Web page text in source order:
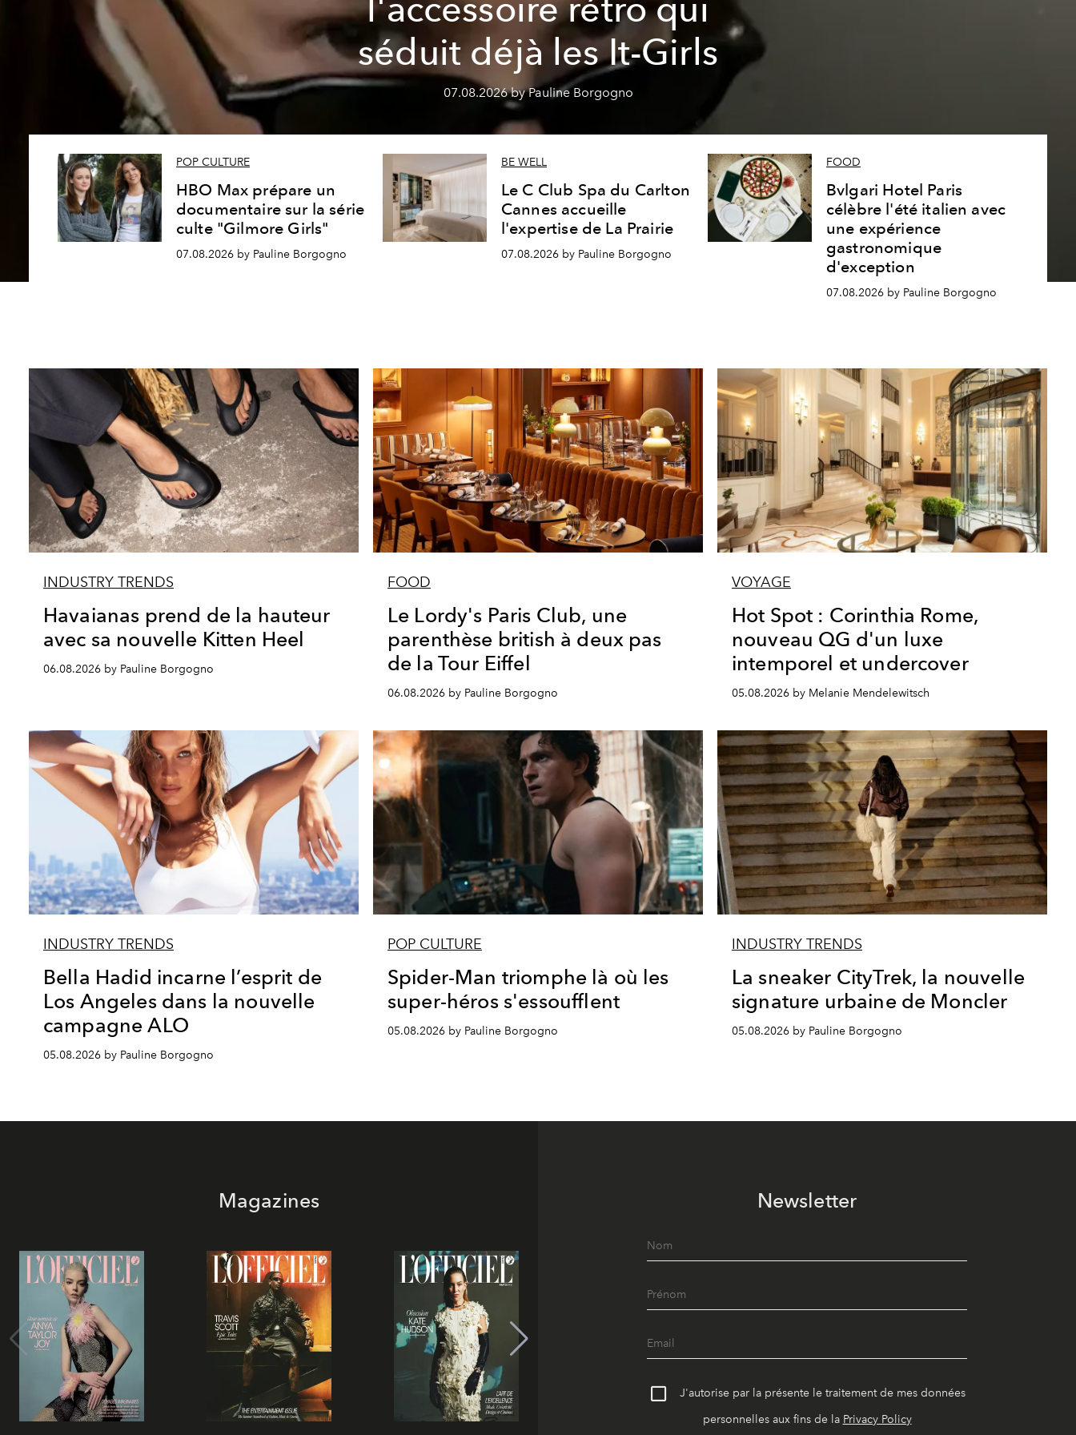
l'accessoire rétro qui
séduit déjà les It-Girls
07.08.2026 by Pauline Borgogno
POP CULTURE
HBO Max prépare un
documentaire sur la série
culte "Gilmore Girls"
07.08.2026 by Pauline Borgogno
BE WELL
Le C Club Spa du Carlton
Cannes accueille
l'expertise de La Prairie
07.08.2026 by Pauline Borgogno
FOOD
Bvlgari Hotel Paris
célèbre l'été italien avec
une expérience
gastronomique
d'exception
07.08.2026 by Pauline Borgogno
INDUSTRY TRENDS
Havaianas prend de la hauteur
avec sa nouvelle Kitten Heel
06.08.2026 by Pauline Borgogno
FOOD
Le Lordy's Paris Club, une
parenthèse british à deux pas
de la Tour Eiffel
06.08.2026 by Pauline Borgogno
VOYAGE
Hot Spot : Corinthia Rome,
nouveau QG d'un luxe
intemporel et undercover
05.08.2026 by Melanie Mendelewitsch
INDUSTRY TRENDS
Bella Hadid incarne l’esprit de
Los Angeles dans la nouvelle
campagne ALO
05.08.2026 by Pauline Borgogno
POP CULTURE
Spider-Man triomphe là où les
super-héros s'essoufflent
05.08.2026 by Pauline Borgogno
INDUSTRY TRENDS
La sneaker CityTrek, la nouvelle
signature urbaine de Moncler
05.08.2026 by Pauline Borgogno
Magazines Newsletter
J'autorise par la présente le traitement de mes données
personnelles aux fins de la Privacy Policy